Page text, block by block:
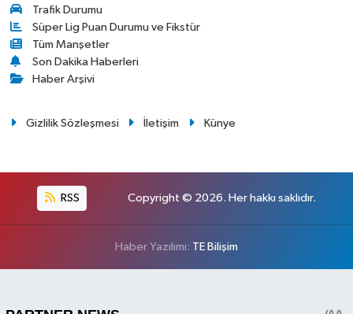
Trafik Durumu
Süper Lig Puan Durumu ve Fikstür
Tüm Manşetler
Son Dakika Haberleri
Haber Arşivi
Gizlilik Sözleşmesi İletişim Künye
RSS Copyright © 2026. Her hakkı saklıdır.
Haber Yazılımı: TE Bilişim